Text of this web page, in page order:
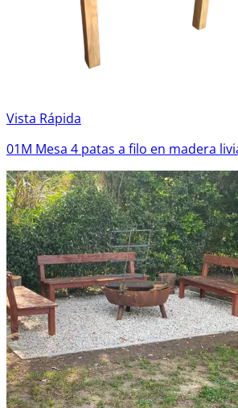
Vista Rápida
01M Mesa 4 patas a filo en madera